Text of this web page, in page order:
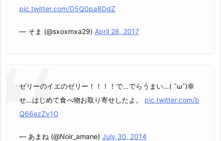
pic.twitter.com/D5Q0pa8DdZ
— そま (@sxoxmxa29) April 28, 2017
ゼリーのイエのゼリー！！！！で…でらうまい…( ˘ω˘)幸
せ…はじめて食べ物お取り寄せしたよ。 pic.twitter.com/b
Q66ezZv1O
— あまね (@Noir_amane) July 30, 2014